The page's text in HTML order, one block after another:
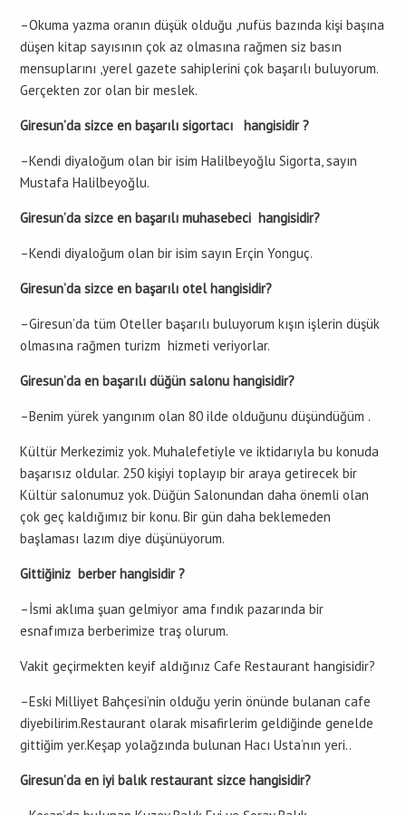
–Okuma yazma oranın düşük olduğu ,nufüs bazında kişi başına
düşen kitap sayısının çok az olmasına rağmen siz basın
mensuplarını ,yerel gazete sahiplerini çok başarılı buluyorum.
Gerçekten zor olan bir meslek.
Giresun’da sizce en başarılı sigortacı hangisidir ?
–Kendi diyaloğum olan bir isim Halilbeyoğlu Sigorta, sayın
Mustafa Halilbeyoğlu.
Giresun’da sizce en başarılı muhasebeci hangisidir?
–Kendi diyaloğum olan bir isim sayın Erçin Yonguç.
Giresun’da sizce en başarılı otel hangisidir?
–Giresun’da tüm Oteller başarılı buluyorum kışın işlerin düşük
olmasına rağmen turizm hizmeti veriyorlar.
Giresun’da en başarılı düğün salonu hangisidir?
–Benim yürek yangınım olan 80 ilde olduğunu düşündüğüm .
Kültür Merkezimiz yok. Muhalefetiyle ve iktidarıyla bu konuda
başarısız oldular. 250 kişiyi toplayıp bir araya getirecek bir
Kültür salonumuz yok. Düğün Salonundan daha önemli olan
çok geç kaldığımız bir konu. Bir gün daha beklemeden
başlaması lazım diye düşünüyorum.
Gittiğiniz berber hangisidir ?
–İsmi aklıma şuan gelmiyor ama fındık pazarında bir
esnafımıza berberimize traş olurum.
Vakit geçirmekten keyif aldığınız Cafe Restaurant hangisidir?
–Eski Milliyet Bahçesi’nin olduğu yerin önünde bulanan cafe
diyebilirim.Restaurant olarak misafirlerim geldiğinde genelde
gittiğim yer.Keşap yolağzında bulunan Hacı Usta’nın yeri..
Giresun’da en iyi balık restaurant sizce hangisidir?